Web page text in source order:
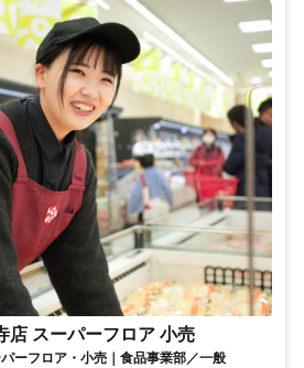
店 スーパーフロア 小売
ーフロア・小売｜食品事業部／一般